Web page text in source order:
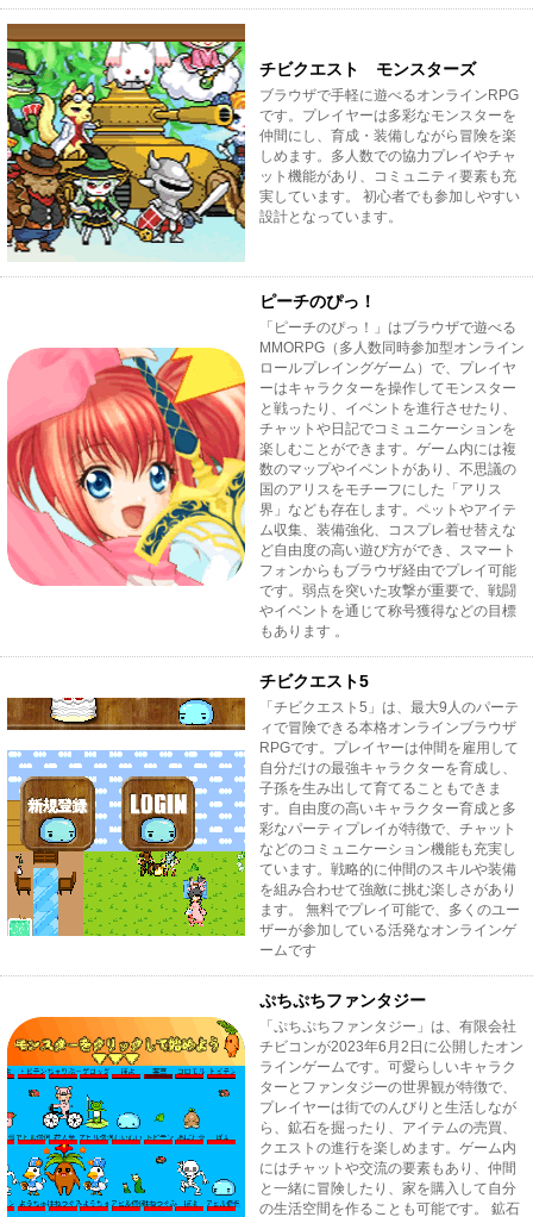
チビクエスト モンスターズ
ブラウザで手軽に遊べるオンラインRPG
です。プレイヤーは多彩なモンスターを
仲間にし、育成・装備しながら冒険を楽
しめます。多人数での協力プレイやチャ
ット機能があり、コミュニティ要素も充
実しています。 初心者でも参加しやすい
設計となっています。
ピーチのぴっ！
「ピーチのぴっ！」はブラウザで遊べる
MMORPG（多人数同時参加型オンライン
ロールプレイングゲーム）で、プレイヤ
ーはキャラクターを操作してモンスター
と戦ったり、イベントを進行させたり、
チャットや日記でコミュニケーションを
楽しむことができます。ゲーム内には複
数のマップやイベントがあり、不思議の
国のアリスをモチーフにした「アリス
界」なども存在します。ペットやアイテ
ム収集、装備強化、コスプレ着せ替えな
ど自由度の高い遊び方ができ、スマート
フォンからもブラウザ経由でプレイ可能
です。弱点を突いた攻撃が重要で、戦闘
やイベントを通じて称号獲得などの目標
もあります 。
チビクエスト5
「チビクエスト5」は、最大9人のパーテ
ィで冒険できる本格オンラインブラウザ
RPGです。プレイヤーは仲間を雇用して
自分だけの最強キャラクターを育成し、
子孫を生み出して育てることもできま
す。自由度の高いキャラクター育成と多
彩なパーティプレイが特徴で、チャット
などのコミュニケーション機能も充実し
ています。戦略的に仲間のスキルや装備
を組み合わせて強敵に挑む楽しさがあり
ます。 無料でプレイ可能で、多くのユー
ザーが参加している活発なオンラインゲ
ームです
ぷちぷちファンタジー
「ぷちぷちファンタジー」は、有限会社
チビコンが2023年6月2日に公開したオン
ラインゲームです。可愛らしいキャラク
ターとファンタジーの世界観が特徴で、
プレイヤーは街でのんびりと生活しなが
ら、鉱石を掘ったり、アイテムの売買、
クエストの進行を楽しめます。ゲーム内
にはチャットや交流の要素もあり、仲間
と一緒に冒険したり、家を購入して自分
の生活空間を作ることも可能です。 鉱石